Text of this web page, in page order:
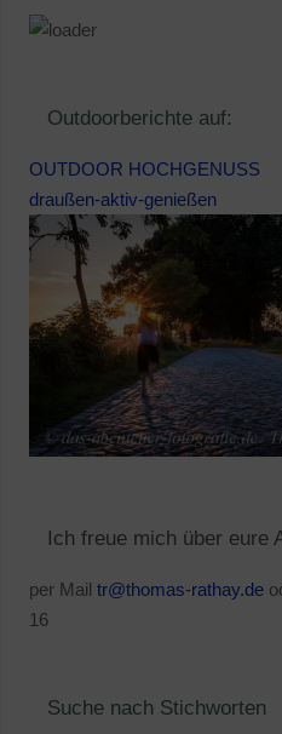
Outdoorberichte auf:
OUTDOOR HOCHGENUSS
draußen-aktiv-genießen
Ich freue mich über eure
per Mail tr@thomas-rathay.de
16
Suche nach Stichworten